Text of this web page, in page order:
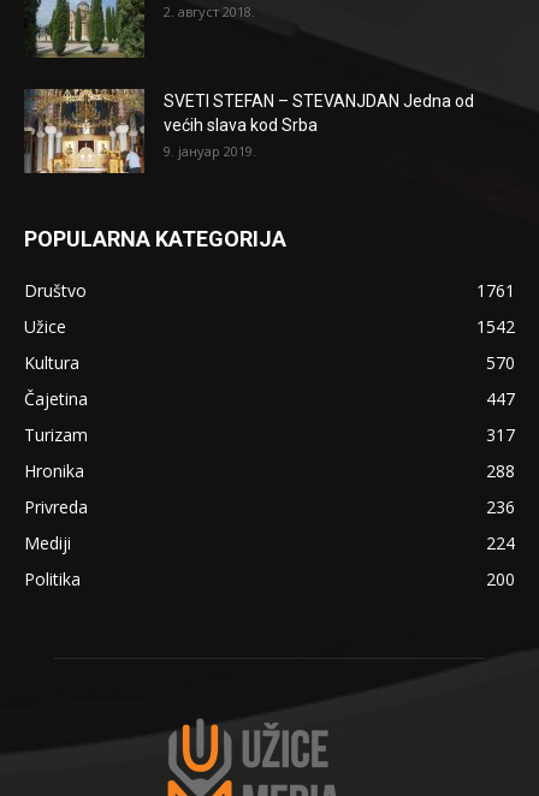
2. август 2018.
SVETI STEFAN – STEVANJDAN Jedna od
većih slava kod Srba
9. јануар 2019.
POPULARNA KATEGORIJA
Društvo
1761
Užice
1542
Kultura
570
Čajetina
447
Turizam
317
Hronika
288
Privreda
236
Mediji
224
Politika
200